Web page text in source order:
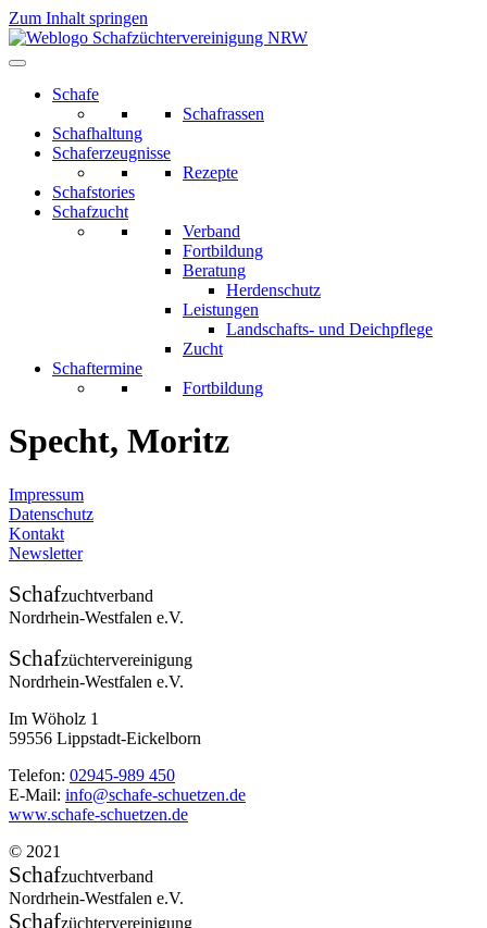
Zum Inhalt springen
Schafe
Schafrassen
Schafhaltung
Schaferzeugnisse
Rezepte
Schafstories
Schafzucht
Verband
Fortbildung
Beratung
Herdenschutz
Leistungen
Landschafts- und Deichpflege
Zucht
Schaftermine
Fortbildung
Specht, Moritz
Impressum
Datenschutz
Kontakt
Newsletter
Schafzuchtverband
Nordrhein-Westfalen e.V.
Schafzüchtervereinigung
Nordrhein-Westfalen e.V.
Im Wöholz 1
59556 Lippstadt-Eickelborn
Telefon: 02945-989 450
E-Mail: info@schafe-schuetzen.de
www.schafe-schuetzen.de
© 2021
Schafzuchtverband
Nordrhein-Westfalen e.V.
Schafzüchtervereinigung